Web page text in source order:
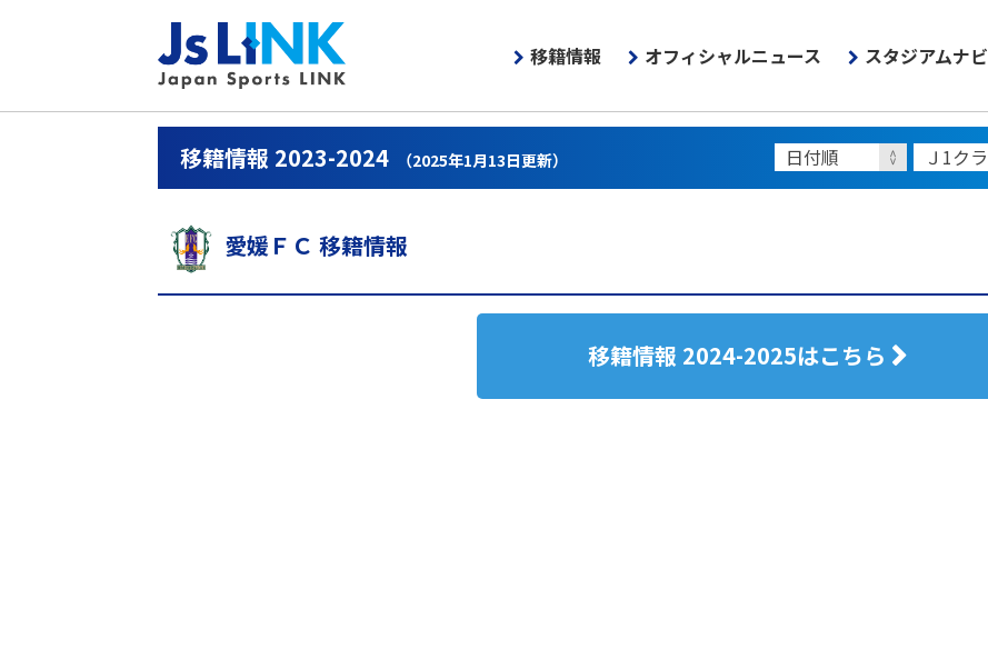
移籍情報 オフィシャルニュース スタジアムナビ
移籍情報 2023-2024 （2025年1月13日更新）
愛媛ＦＣ 移籍情報
移籍情報 2024-2025はこちら